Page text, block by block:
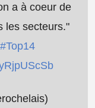
a à coeur de
les secteurs."
#Top14